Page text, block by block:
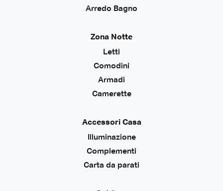
Arredo Bagno
Zona Notte
Letti
Comodini
Armadi
Camerette
Accessori Casa
Illuminazione
Complementi
Carta da parati